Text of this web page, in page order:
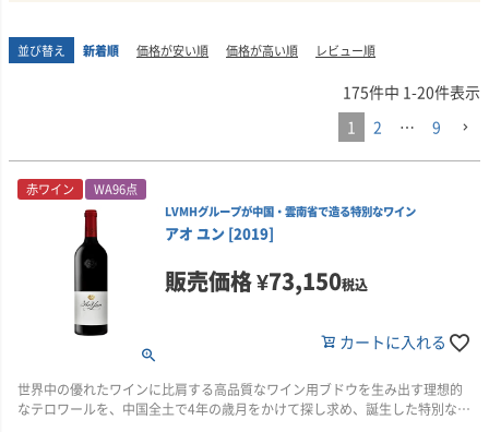
並び替え 新着順 価格が安い順 価格が高い順 レビュー順
175件中 1-20件表示
1
2 … 9
赤ワイン WA96点
LVMHグループが中国・雲南省で造る特別なワイン
アオ ユン [2019]
販売価格¥73,150税込
カートに入れる
世界中の優れたワインに比肩する高品質なワイン用ブドウを生み出す理想的
なテロワールを、中国全土で4年の歳月をかけて探し求め、誕生した特別なワ